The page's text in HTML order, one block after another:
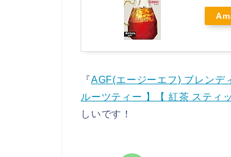
『AGF(エージーエフ) ブレンデ
ルーツティー 】【 紅茶 スティ
しいです！